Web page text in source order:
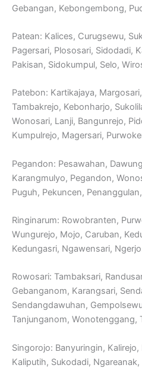
Gebangan, Kebongembong,
Patean: Kalices, Curugsewu,
Pagersari, Plososari, Sidodadi,
Pakisan, Sidokumpul, Selo,
Patebon: Kartikajaya,
Tambakrejo, Kebonharjo,
Wonosari, Lanji, Bangunrejo,
Kumpulrejo, Magersari,
Pegandon: Pesawahan,
Karangmulyo, Pegandon,
Puguh, Pekuncen,
Ringinarum: Rowobranten,
Wungurejo, Mojo, Caruban,
Kedungasri, Ngawensari,
Rowosari: Tambaksari,
Gebanganom, Karangsari,
Sendangdawuhan,
Tanjunganom, Wonotenggang,
Singorojo: Banyuringin,
Kaliputih, Sukodadi,